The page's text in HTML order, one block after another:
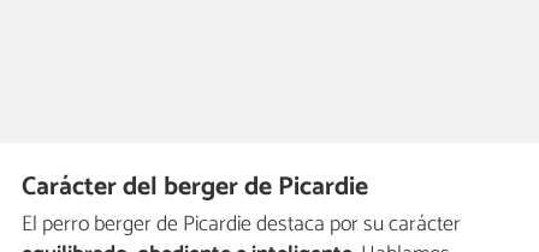
Carácter del berger de Picardie
El perro berger de Picardie destaca por su carácter